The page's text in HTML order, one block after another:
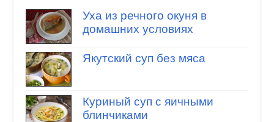
Уха из речного окуня в
домашних условиях
Якутский суп без мяса
Куриный суп с яичными
блинчиками